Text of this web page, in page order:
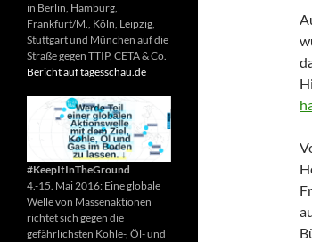
in Berlin, Hamburg,
Frankfurt/M., Köln, Leipzig,
Stuttgart und München auf die
Straße gegen TTIP, CETA & Co.
Bericht auf tagesschau.de
#KeepItInTheGround
4.-15. Mai 2016: Eine globale
Welle von Massenaktionen
richtet sich gegen die
gefährlichsten Kohle-, Öl- und